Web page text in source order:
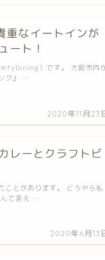
重なイートインが
ート！
2020年11月23
）です。 大阪市内
グ』 …
レーとクラフトビ
2020年6月13
ことがあります。 どうやら私
んて言え …